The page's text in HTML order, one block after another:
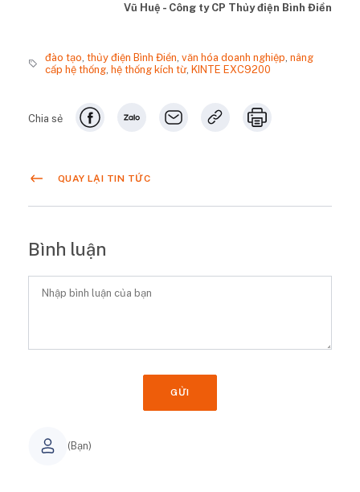
Vũ Huệ - Công ty CP Thủy điện Bình Điền
đào tạo ,thủy điện Bình Điền ,văn hóa doanh nghiệp ,nâng
cấp hệ thống hệ thống kích từ, KINTE EXC9200
Chia sẻ
QUAY LẠI TIN TỨC
Bình luận
(Bạn)
GỬI